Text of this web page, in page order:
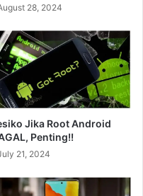
28, 2024
Jika Root Android
Penting!!
21, 2024